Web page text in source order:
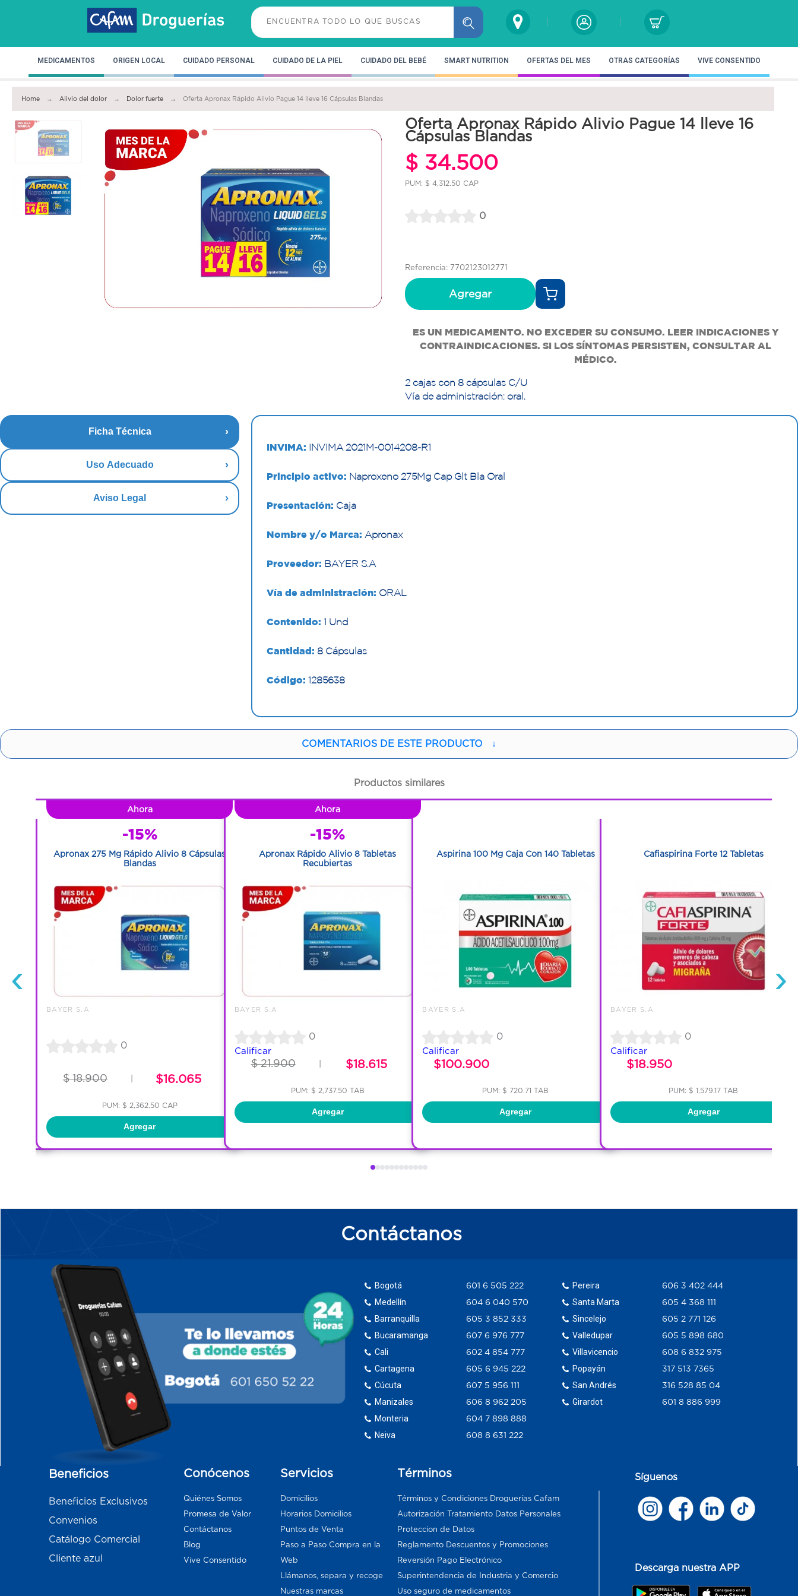
MEDICAMENTOS ORIGEN LOCAL CUIDADO PERSONAL CUIDADO DE LA PIEL CUIDADO DEL BEBÉ SMART NUTRITION OFERTAS DEL MES OTRAS CATEGORÍAS VIVE CONSENTIDO
Home Alivio del dolor Dolor fuerte Oferta Apronax Rápido Alivio Pague 14 lleve 16 Cápsulas Blandas
Oferta Apronax Rápido Alivio Pague 14 lleve 16
Cápsulas Blandas
$ 34.500
PUM: $ 4,312.50 CAP
0
Referencia: 7702123012771
Agregar
ES UN MEDICAMENTO. NO EXCEDER SU CONSUMO. LEER INDICACIONES Y
CONTRAINDICACIONES. SI LOS SÍNTOMAS PERSISTEN, CONSULTAR AL
MÉDICO.
2 cajas con 8 cápsulas C/U
Vía de administración: oral.
Ficha Técnica
Uso Adecuado
Aviso Legal
INVIMA: INVIMA 2021M-0014208-R1
Principio activo: Naproxeno 275Mg Cap Glt Bla Oral
Presentación: Caja
Nombre y/o Marca: Apronax
Proveedor: BAYER S.A
Vía de administración: ORAL
Contenido: 1 Und
Cantidad: 8 Cápsulas
Código: 1285638
COMENTARIOS DE ESTE PRODUCTO ↓
Productos similares
‹
Ahora
-15%
Apronax 275 Mg Rápido Alivio 8 Cápsulas
Blandas
BAYER S.A
0
$ 18.900 $16.065
PUM: $ 2,362.50 CAP
Agregar
Ahora
-15%
Apronax Rápido Alivio 8 Tabletas
Recubiertas
BAYER S.A
0
Calificar
$ 21.900 $18.615
PUM: $ 2,737.50 TAB
Agregar
Aspirina 100 Mg Caja Con 140 Tabletas
BAYER S.A
0
Calificar
$100.900
PUM: $ 720.71 TAB
Agregar
Cafiaspirina Forte 12 Tabletas
BAYER S.A
0
Calificar
$18.950
PUM: $ 1,579.17 TAB
Agregar
›
Contáctanos
Bogotá
Medellín
Barranquilla
Bucaramanga
Cali
Cartagena
Cúcuta
Manizales
Monteria
Neiva
601 6 505 222
604 6 040 570
605 3 852 333
607 6 976 777
602 4 854 777
605 6 945 222
607 5 956 111
606 8 962 205
604 7 898 888
608 8 631 222
Pereira
Santa Marta
Sincelejo
Valledupar
Villavicencio
Popayán
San Andrés
Girardot
606 3 402 444
605 4 368 111
605 2 771 126
605 5 898 680
608 6 832 975
317 513 7365
316 528 85 04
601 8 886 999
Beneficios
Beneficios Exclusivos
Convenios
Catálogo Comercial
Cliente azul
Conócenos
Quiénes Somos
Promesa de Valor
Contáctanos
Blog
Vive Consentido
Servicios
Domicilios
Horarios Domicilios
Puntos de Venta
Paso a Paso Compra en la
Web
Llámanos, separa y recoge
Nuestras marcas
Términos
Términos y Condiciones Droguerías Cafam
Autorización Tratamiento Datos Personales
Proteccion de Datos
Reglamento Descuentos y Promociones
Reversión Pago Electrónico
Superintendencia de Industria y Comercio
Uso seguro de medicamentos
Síguenos
Descarga nuestra APP